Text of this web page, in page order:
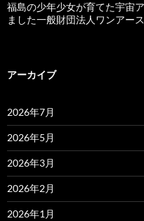
福島の少年少女が育てた宇宙
ました一般財団法人ワンアース
アーカイブ
2026年7月
2026年5月
2026年3月
2026年2月
2026年1月